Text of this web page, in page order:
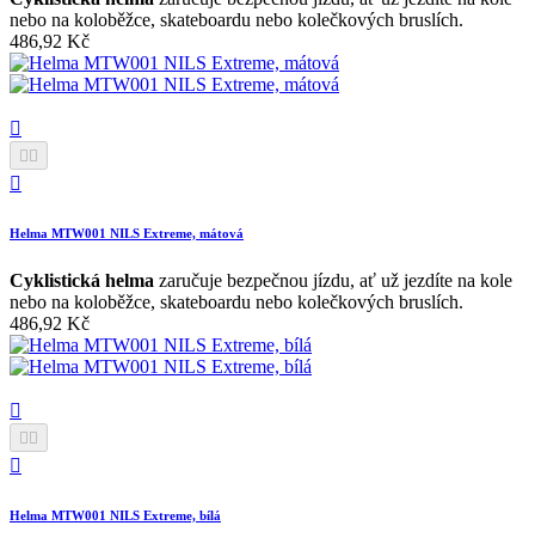
nebo na koloběžce, skateboardu nebo kolečkových bruslích.
486,92 Kč



Helma MTW001 NILS Extreme, mátová
Cyklistická helma zaručuje bezpečnou jízdu, ať už jezdíte na kole
nebo na koloběžce, skateboardu nebo kolečkových bruslích.
486,92 Kč



Helma MTW001 NILS Extreme, bílá